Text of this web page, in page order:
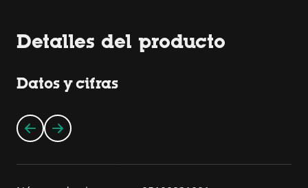
Detalles del producto
Datos y cifras